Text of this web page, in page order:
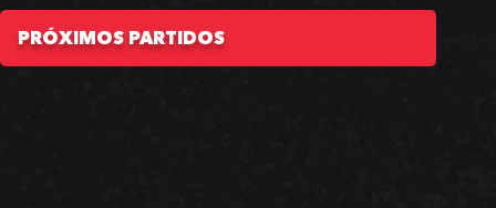
PRÓXIMOS PARTIDOS